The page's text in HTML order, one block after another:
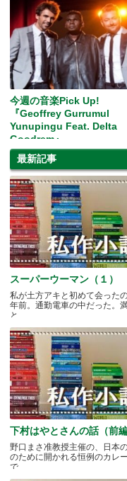
今週の音楽Pick Up!
『Geoffrey Gurrumul
Yunupingu Feat. Delta
Goodrem』
ARIAチャートから気になるア
ィストをピックアップ
最新記事
スーパーウーマン（１）
私が土方アキと初めて会った
年前。通勤電車の中だった。
と.....
下村はやとさんの話（前編
野口まさ准教授主催の、日本
のために開かれる恒例のカレ
で.....